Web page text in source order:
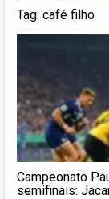
Tag: café filho
Campeonato
semifinais: